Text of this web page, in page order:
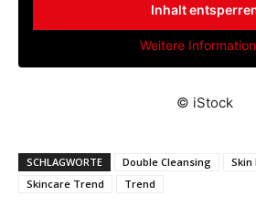
Inhalt
Weitere
© iStock
SCHLAGWORTE Double Cleansing Skin
Skincare Trend
Trend